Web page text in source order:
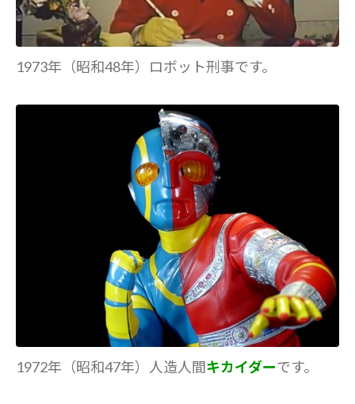
1973年（昭和48年）ロボット刑事です。
1972年（昭和47年）人造人間キカイダーです。